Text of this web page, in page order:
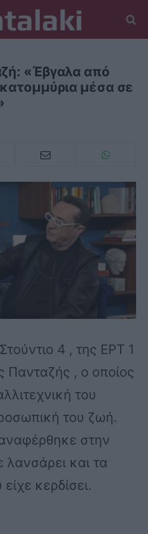
«Έβγαλα από
μέσα σε
4 , της ΕΡΤ 1
Πανταζής , ο οποίος
του
του ζωή.
στην
λανσάρει και τα
κερδίσει.